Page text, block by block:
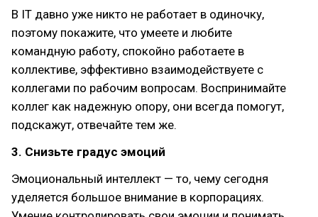
В IT давно уже никто не работает в одиночку,
поэтому покажите, что умеете и любите
командную работу, спокойно работаете в
коллективе, эффективно взаимодействуете с
коллегами по рабочим вопросам. Воспринимайте
коллег как надежную опору, они всегда помогут,
подскажут, отвечайте тем же.
3. Снизьте градус эмоций
Эмоциональный интеллект — то, чему сегодня
уделяется большое внимание в корпорациях.